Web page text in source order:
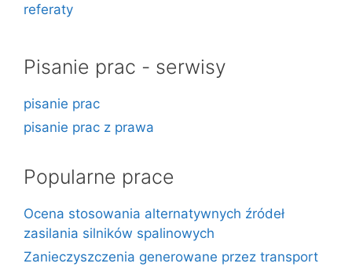
referaty
Pisanie prac - serwisy
pisanie prac
pisanie prac z prawa
Popularne prace
Ocena stosowania alternatywnych źródeł
zasilania silników spalinowych
Zanieczyszczenia generowane przez transport